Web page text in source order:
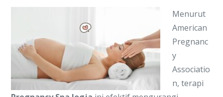
Menurut
American
Pregnanc
y
Associatio
n, terapi